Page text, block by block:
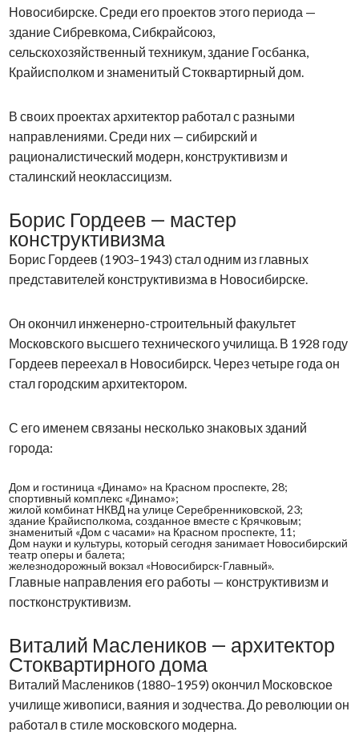
Новосибирске. Среди его проектов этого периода —
здание Сибревкома, Сибкрайсоюз,
сельскохозяйственный техникум, здание Госбанка,
Крайисполком и знаменитый Стоквартирный дом.
В своих проектах архитектор работал с разными
направлениями. Среди них — сибирский и
рационалистический модерн, конструктивизм и
сталинский неоклассицизм.
Борис Гордеев — мастер
конструктивизма
Борис Гордеев (1903–1943) стал одним из главных
представителей конструктивизма в Новосибирске.
Он окончил инженерно-строительный факультет
Московского высшего технического училища. В 1928 году
Гордеев переехал в Новосибирск. Через четыре года он
стал городским архитектором.
С его именем связаны несколько знаковых зданий
города:
Дом и гостиница «Динамо» на Красном проспекте, 28;
спортивный комплекс «Динамо»;
жилой комбинат НКВД на улице Серебренниковской, 23;
здание Крайисполкома, созданное вместе с Крячковым;
знаменитый «Дом с часами» на Красном проспекте, 11;
Дом науки и культуры, который сегодня занимает Новосибирский
театр оперы и балета;
железнодорожный вокзал «Новосибирск-Главный».
Главные направления его работы — конструктивизм и
постконструктивизм.
Виталий Маслеников — архитектор
Стоквартирного дома
Виталий Маслеников (1880–1959) окончил Московское
училище живописи, ваяния и зодчества. До революции он
работал в стиле московского модерна.